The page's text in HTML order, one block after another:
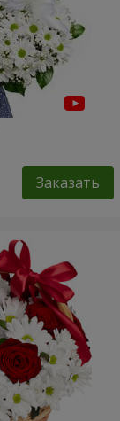
Заказать